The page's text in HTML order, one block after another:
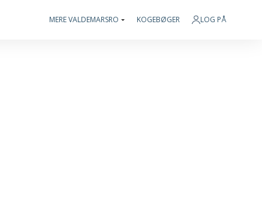
MERE VALDEMARSRO KOGEBØGER LOG PÅ